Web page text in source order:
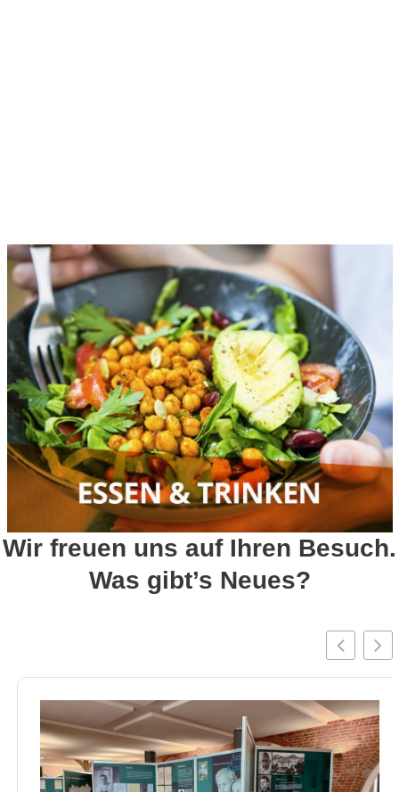
Wir freuen uns auf Ihren Besuch.
Was gibt’s Neues?